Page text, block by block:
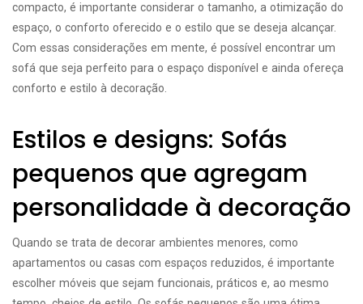
compacto, é importante considerar o tamanho, a otimização do
espaço, o conforto oferecido e o estilo que se deseja alcançar.
Com essas considerações em mente, é possível encontrar um
sofá que seja perfeito para o espaço disponível e ainda ofereça
conforto e estilo à decoração.
Estilos e designs: Sofás
pequenos que agregam
personalidade à decoração
Quando se trata de decorar ambientes menores, como
apartamentos ou casas com espaços reduzidos, é importante
escolher móveis que sejam funcionais, práticos e, ao mesmo